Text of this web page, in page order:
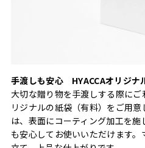
手渡しも安心 HYACCAオリジナ
大切な贈り物を手渡しする際にご
リジナルの紙袋（有料）をご用
は、表面にコーティング加工を
も安心してお使いいただけます